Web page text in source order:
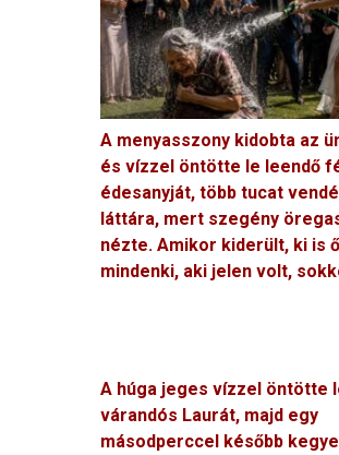
A menyasszony kidobta az
és vízzel öntötte le leendő
édesanyját, több tucat
láttára, mert szegény
nézte. Amikor kiderült, ki is
mindenki, aki jelen volt,
A húga jeges vízzel öntötte
várandós Laurát, majd egy
másodperccel később